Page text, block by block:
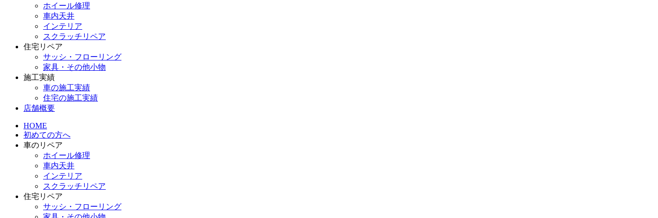
ホイール修理
車内天井
インテリア
スクラッチリペア
住宅リペア
サッシ・フローリング
家具・その他小物
施工実績
車の施工実績
住宅の施工実績
店舗概要
HOME
初めての方へ
車のリペア
ホイール修理
車内天井
インテリア
スクラッチリペア
住宅リペア
サッシ・フローリング